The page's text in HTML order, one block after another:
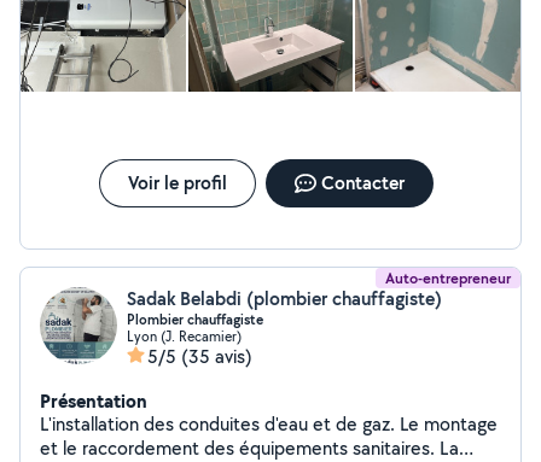
Voir le profil Contacter
Auto-entrepreneur
Sadak Belabdi (plombier chauffagiste)
Plombier chauffagiste
Lyon (J. Recamier)
5/5 (35 avis)
Présentation
L'installation des conduites d'eau et de gaz. Le montage
et le raccordement des équipements sanitaires. La